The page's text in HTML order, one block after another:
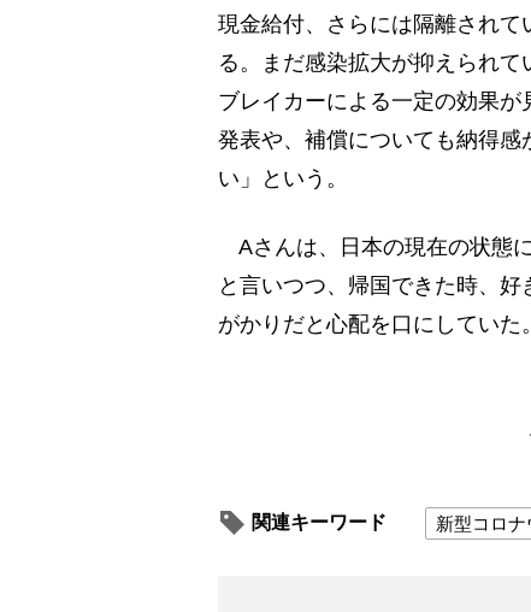
現金給付、さらには隔離され
る。まだ感染拡大が抑えられ
ブレイカーによる一定の効果
発表や、補償についても納得
い」という。
Aさんは、日本の現在の状態
と言いつつ、帰国できた時、
がかりだと心配を口にしていた。
関連キーワード 新型コロナ